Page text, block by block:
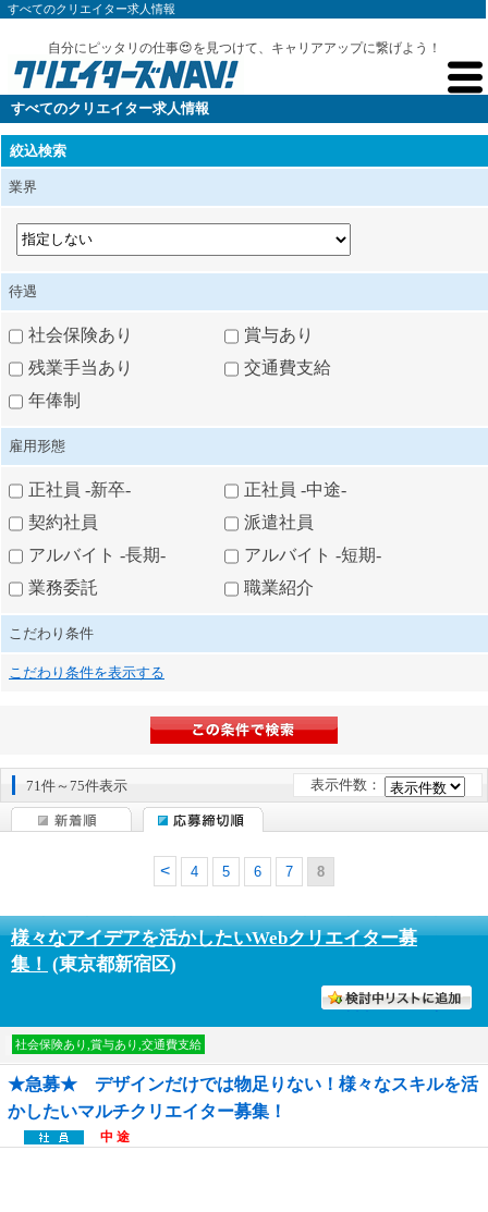
すべてのクリエイター求人情報
自分にピッタリの仕事😍を見つけて、キャリアアップに繋げよう！
すべてのクリエイター求人情報
絞込検索
業界
待遇
社会保険あり
賞与あり
残業手当あり
交通費支給
年俸制
雇用形態
正社員 -新卒-
正社員 -中途-
契約社員
派遣社員
アルバイト -長期-
アルバイト -短期-
業務委託
職業紹介
こだわり条件
こだわり条件を表示する
71件～75件表示 表示件数：
4 5 6 7 8
様々なアイデアを活かしたいWebクリエイター募
集！ (東京都新宿区)
社会保険あり,賞与あり,交通費支給
★急募★ デザインだけでは物足りない！様々なスキルを活
かしたいマルチクリエイター募集！
中 途